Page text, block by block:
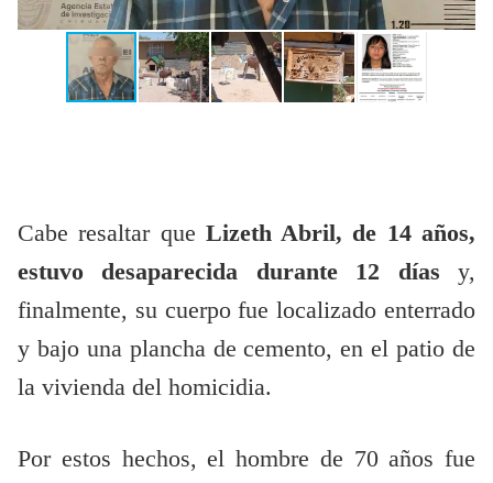
Cabe resaltar que Lizeth Abril, de 14 años,
estuvo desaparecida durante 12 días y,
finalmente, su cuerpo fue localizado enterrado
y bajo una plancha de cemento, en el patio de
la vivienda del homicidia.
Por estos hechos, el hombre de 70 años fue